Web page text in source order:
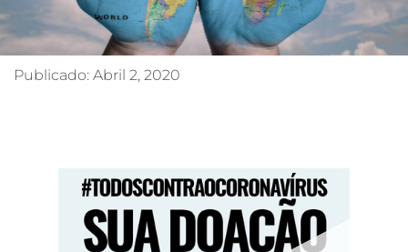
Publicado: Abril 2, 2020